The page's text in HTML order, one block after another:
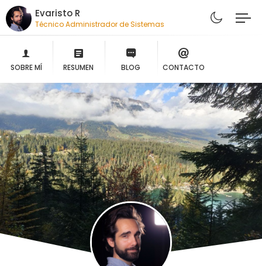
Evaristo R
Técnico Administrador de Sistemas
SOBRE MÍ RESUMEN BLOG CONTACTO